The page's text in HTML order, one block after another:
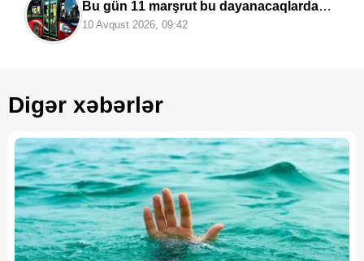
Bu gün 11 marşrut bu dayanacaqlarda
saxlamayacaq
10 Avqust 2026, 09:42
Digər xəbərlər